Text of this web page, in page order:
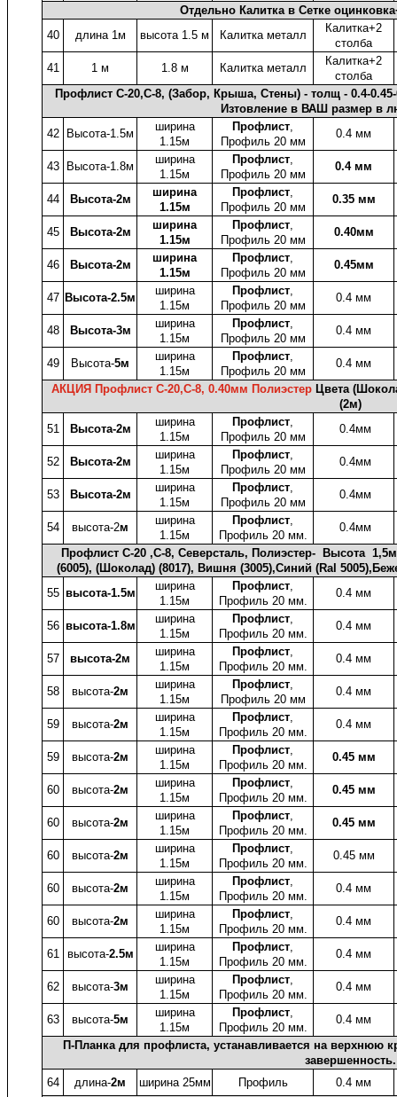
Отдельно Калитка в Сетке
40
длина 1м высота 1.5 м Калитка металл
Калитка+2
столба
41
1 м 1.8 м Калитка металл
Калитка+2
столба
Профлист C-20,С-8, (Забор, Крыша, Стены) - толщ - 0.4-
Изтовление в ВАШ размер в
42
Высота-1.5м
ширина
1.15м
Профлист,
Профиль 20 мм
0.4 мм
43 Высота-1.8м
ширина
1.15м
Профлист,
Профиль 20 мм
0.4 мм
44 Высота-2м
ширина
1.15м
Профлист,
Профиль 20 мм
0.35 мм
45 Высота-2м
ширина
1.15м
Профлист,
Профиль 20 мм
0.40мм
46 Высота-2м
ширина
1.15м
Профлист,
Профиль 20 мм
0.45мм
47 Высота-2.5м
ширина
1.15м
Профлист,
Профиль 20 мм
0.4 мм
48 Высота-3м
ширина
1.15м
Профлист,
Профиль 20 мм
0.4 мм
49 Высота-5м
ширина
1.15м
Профлист,
Профиль 20 мм
0.4 мм
АКЦИЯ Профлист C-20,С-8, 0.40мм Полиэстер Цвета
(2м)
51
Высота-2м
ширина
1.15м
Профлист,
Профиль 20 мм
0.4мм
52 Высота-2м
ширина
1.15м
Профлист,
Профиль 20 мм
0.4мм
53 Высота-2м
ширина
1.15м
Профлист,
Профиль 20 мм
0.4мм
54 высота-2м
ширина
1.15м
Профлист,
Профиль 20 мм.
0.4мм
Профлист C-20 ,С-8, Северсталь, Полиэстер- Высота
(6005), (Шоколад) (8017), Вишня (3005),Синий (Ral
55 высота-1.5м
ширина
1.15м
Профлист,
Профиль 20 мм.
0.4 мм
56 высота-1.8м
ширина
1.15м
Профлист,
Профиль 20 мм.
0.4 мм
57 высота-2м
ширина
1.15м
Профлист,
Профиль 20 мм.
0.4 мм
58 высота-2м
ширина
1.15м
Профлист,
Профиль 20 мм
0.4 мм
59 высота-2м
ширина
1.15м
Профлист,
Профиль 20 мм.
0.4 мм
59 высота-2м
ширина
1.15м
Профлист,
Профиль 20 мм.
0.45 мм
60 высота-2м
ширина
1.15м
Профлист,
Профиль 20 мм.
0.45 мм
60 высота-2м
ширина
1.15м
Профлист,
Профиль 20 мм.
0.45 мм
60 высота-2м
ширина
1.15м
Профлист,
Профиль 20 мм.
0.45 мм
60 высота-2м
ширина
1.15м
Профлист,
Профиль 20 мм.
0.4 мм
60 высота-2м
ширина
1.15м
Профлист,
Профиль 20 мм.
0.4 мм
61 высота-2.5м
ширина
1.15м
Профлист,
Профиль 20 мм.
0.4 мм
62 высота-3м
ширина
1.15м
Профлист,
Профиль 20 мм.
0.4 мм
63 высота-5м
ширина
1.15м
Профлист,
Профиль 20 мм.
0.4 мм
П-Планка для профлиста, устанавливается на верхнюю
завершенность.
64
длина-2м ширина 25мм Профиль 0.4 мм